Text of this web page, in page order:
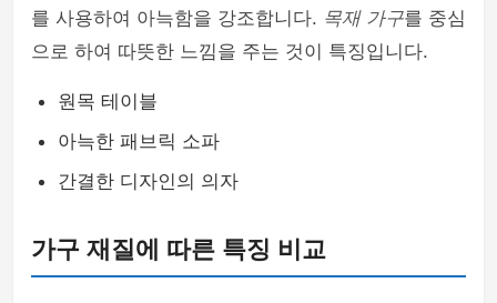
를 사용하여 아늑함을 강조합니다. 목재 가구를 중심
으로 하여 따뜻한 느낌을 주는 것이 특징입니다.
원목 테이블
아늑한 패브릭 소파
간결한 디자인의 의자
가구 재질에 따른 특징 비교